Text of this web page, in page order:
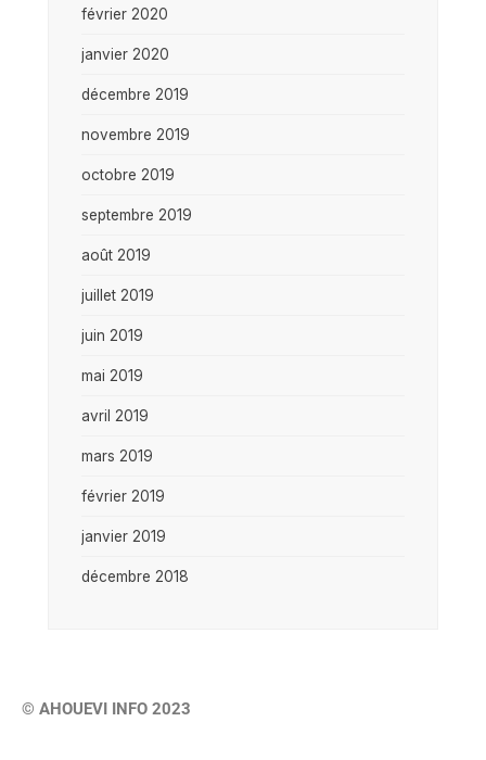
février 2020
janvier 2020
décembre 2019
novembre 2019
octobre 2019
septembre 2019
août 2019
juillet 2019
juin 2019
mai 2019
avril 2019
mars 2019
février 2019
janvier 2019
décembre 2018
© AHOUEVI INFO 2023